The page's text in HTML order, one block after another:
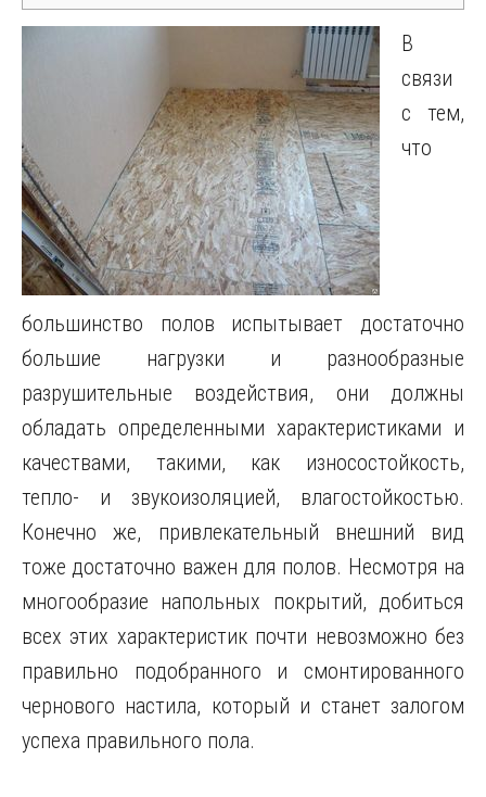
В
связи
с тем,
что
большинство полов испытывает достаточно
большие нагрузки и разнообразные
разрушительные воздействия, они должны
обладать определенными характеристиками и
качествами, такими, как износостойкость,
тепло- и звукоизоляцией, влагостойкостью.
Конечно же, привлекательный внешний вид
тоже достаточно важен для полов. Несмотря на
многообразие напольных покрытий, добиться
всех этих характеристик почти невозможно без
правильно подобранного и смонтированного
чернового настила, который и станет залогом
успеха правильного пола.